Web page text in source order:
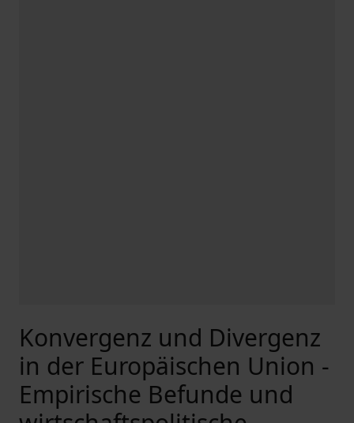
Konvergenz und Divergenz
in der Europäischen Union -
Empirische Befunde und